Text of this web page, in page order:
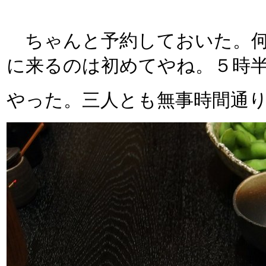
ちゃんと予約しておいた。
に来るのは初めてやね。５時
やった。三人とも無事時間通